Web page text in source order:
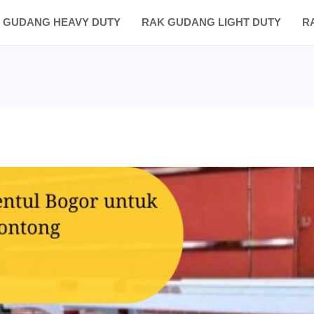
GUDANG HEAVY DUTY RAK GUDANG LIGHT DUTY